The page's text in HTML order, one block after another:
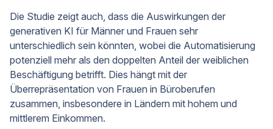
Die Studie zeigt auch, dass die Auswirkungen der
generativen KI für Männer und Frauen sehr
unterschiedlich sein könnten, wobei die Automatisierung
potenziell mehr als den doppelten Anteil der weiblichen
Beschäftigung betrifft. Dies hängt mit der
Überrepräsentation von Frauen in Büroberufen
zusammen, insbesondere in Ländern mit hohem und
mittlerem Einkommen.